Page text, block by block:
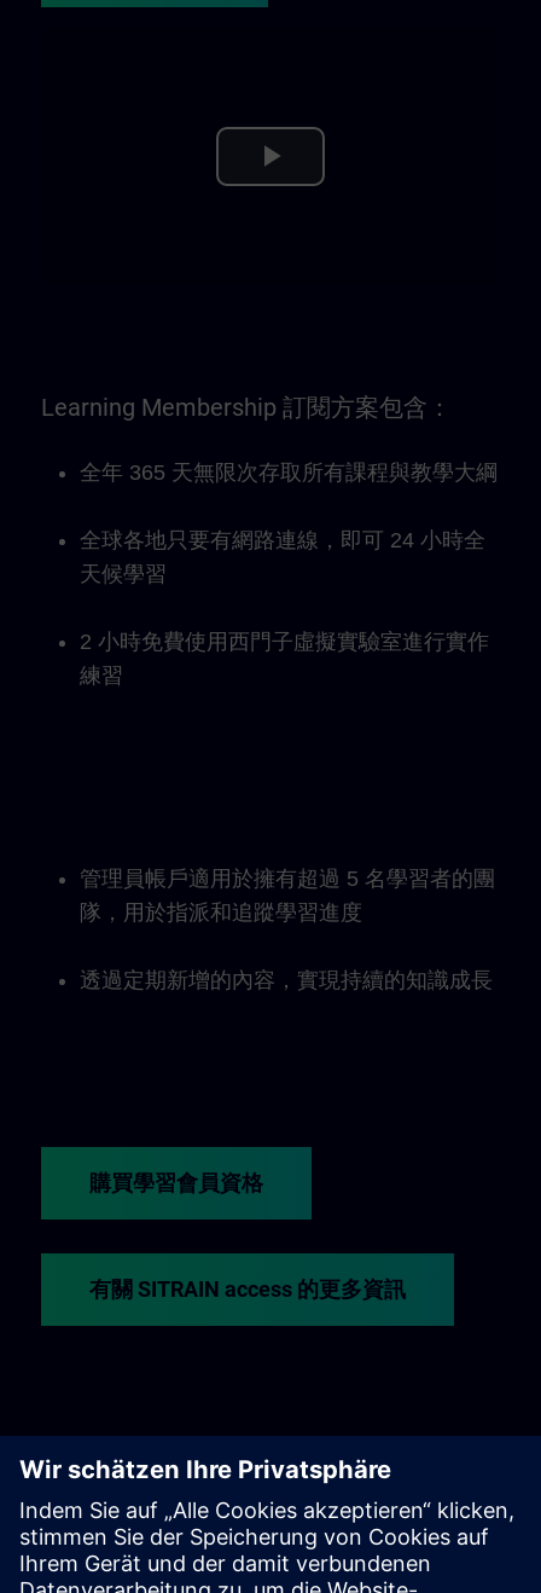
Play
Learning Membership 訂閱方案包含：
全年 365 天無限次存取所有課程與教學大綱
全球各地只要有網路連線，即可 24 小時全
天候學習
2 小時免費使用西門子虛擬實驗室進行實作
練習
管理員帳戶適用於擁有超過 5 名學習者的團
隊，用於指派和追蹤學習進度
透過定期新增的內容，實現持續的知識成長
購買學習會員資格
有關 SITRAIN access 的更多資訊
還不確定嗎？Freemium 正是您體驗 SITRAIN
access 精選線上培訓與課程的最佳平台。完全
免費——無需學習會員資格！